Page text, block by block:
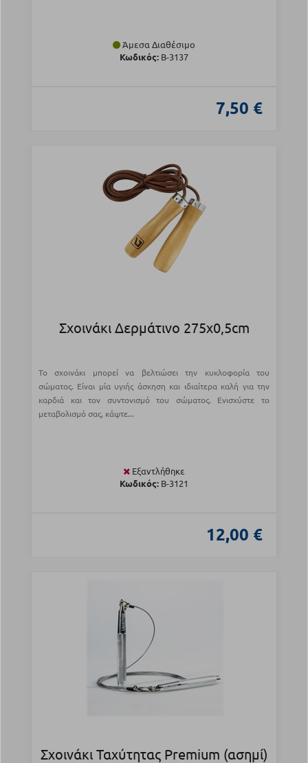
Άμεσα Διαθέσιμο
Κωδικός: Β-3137
7,50 €
Σχοινάκι Δερμάτινο 275x0,5cm
Το σχοινάκι μπορεί να βελτιώσει την κυκλοφορία του
σώματος. Είναι μία υγιής άσκηση και ιδιαίτερα καλή για την
καρδιά και τον συντονισμό του σώματος. Ενισχύστε το
μεταβολισμό σας, κάψτε...
Εξαντλήθηκε
Κωδικός: Β-3121
12,00 €
Σχοινάκι Ταχύτητας Premium (ασημί)